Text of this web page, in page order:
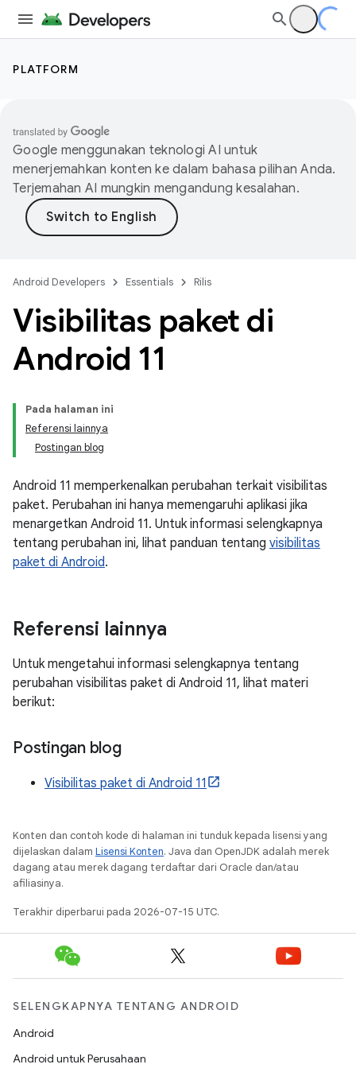
PLATFORM
Google menggunakan teknologi AI untuk
menerjemahkan konten ke dalam bahasa pilihan Anda.
Terjemahan AI mungkin mengandung kesalahan.
Android Developers Essentials Rilis
Visibilitas paket di
Android 11
Pada halaman ini
Referensi lainnya
Postingan blog
Android 11 memperkenalkan perubahan terkait visibilitas
paket. Perubahan ini hanya memengaruhi aplikasi jika
menargetkan Android 11. Untuk informasi selengkapnya
tentang perubahan ini, lihat panduan tentang visibilitas
paket di Android.
Referensi lainnya
Untuk mengetahui informasi selengkapnya tentang
perubahan visibilitas paket di Android 11, lihat materi
berikut:
Postingan blog
Visibilitas paket di Android 11
Konten dan contoh kode di halaman ini tunduk kepada lisensi yang
dijelaskan dalam Lisensi Konten. Java dan OpenJDK adalah merek
dagang atau merek dagang terdaftar dari Oracle dan/atau
afiliasinya.
Terakhir diperbarui pada 2026-07-15 UTC.
SELENGKAPNYA TENTANG ANDROID
Android
Android untuk Perusahaan